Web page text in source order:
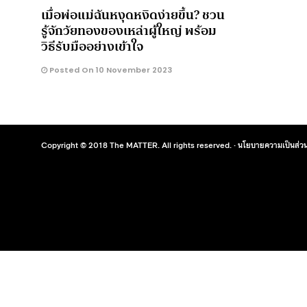
เมื่อพ่อแม่ฉันหงุดหงิดง่ายขึ้น? ชวน
รู้จักวัยทองของเหล่าผู้ใหญ่ พร้อม
วิธีรับมืออย่างเข้าใจ
Posted On 10 November 2023
Copyright © 2018 The MATTER. All rights reserved. ·นโยบายความเป็นส่ว